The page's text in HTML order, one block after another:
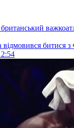
відмовився битися